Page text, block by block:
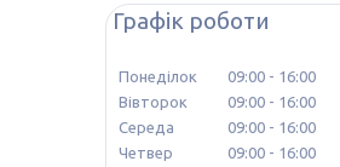
Графік роботи
Понеділок 09:00
16:00
Вівторок
09:00
16:00
Середа
09:00
16:00
Четвер
09:00
16:00